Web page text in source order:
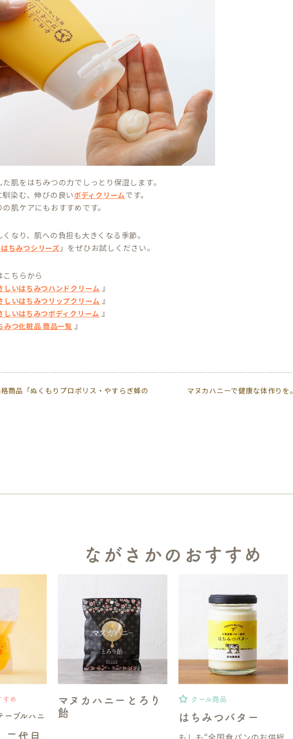
肌をはちみつの力でしっとり保湿します。
馴染む、伸びの良いボディクリームです。
肌ケアにもおすすめです。
なり、肌への負担も大きくなる季節。
ちみつシリーズ 」をぜひお試しください。
ちらから
しいはちみつハンドクリーム 』
しいはちみつリップクリーム 』
しいはちみつボディクリーム 』
みつ化粧品 商品一覧 』
商品「ぬくもりプロポリス・やすらぎ蜂の
マヌカハニーで健康な体作りを。
ながさかのおすすめ
ーブルハニ
二代目
すめ
マヌカハニーとろり
飴
はちみつバター
クール商品